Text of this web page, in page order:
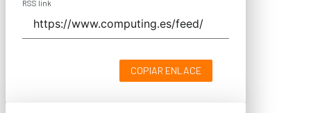
RSS link
COPIAR ENLACE